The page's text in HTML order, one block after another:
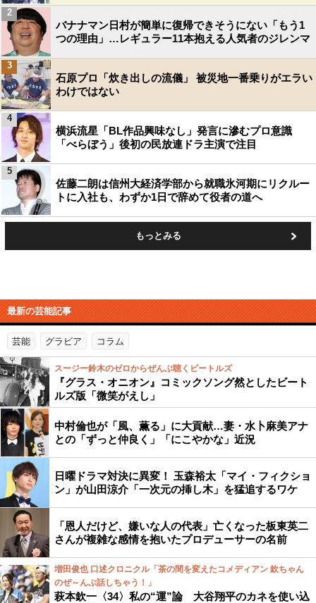
バナナマン日村が簡単に復帰できそうにない「もう1
つの理由」…レギュラー11本抱える人気者のジレンマ
2
石原プロ「炊き出しの流儀」 被災地一番乗りがエラい
わけではない
3
横浜流星「BL作品興味なし」発言に滲むプロ意識
「べらぼう」後初の民放連ドラ主演で注目
4
佐藤二朗は信州大経済学部から就職氷河期にリクルー
トに入社も、わずか1日で辞めて役者の道へ
5
もっとみる
最新の芸能記事
芸能 グラビア コラム
スージー鈴木のゼロからぜんぶ聴くビートルズ
『グラス・オニオン』コミックソング然としたビート
ルズ版「微笑がえし」
中村倫也が「風、薫る」に大貢献…妻・水卜麻美アナ
との「ずっと仲良く」「にこやかな」近況
日曜ドラマ対決に異変！ 玉森裕太「マイ・フィクショ
ン」が山田涼介「一次元の挿し木」を猛追するワケ
「恩人だけど、嫌いな人の代表」亡くなった板東英二
さんが複雑な感情を抱いたプロデューサーの名前
増田俊也 口述クロニクル「茶の間を変えたコメディアン 欽ちゃん
のぜ～んぶ話しちゃう！」
萩本欽一〈34〉私の“運”論 大谷翔平のカネを使い込